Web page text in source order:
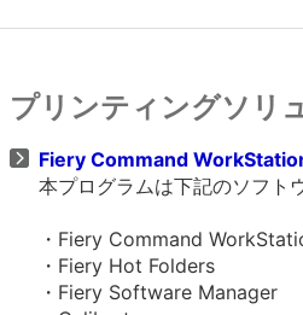
プリンティングソリ
Fiery Command
本プログラムは下記のソフト
・Fiery Command
・Fiery Hot Folders
・Fiery Software Manager